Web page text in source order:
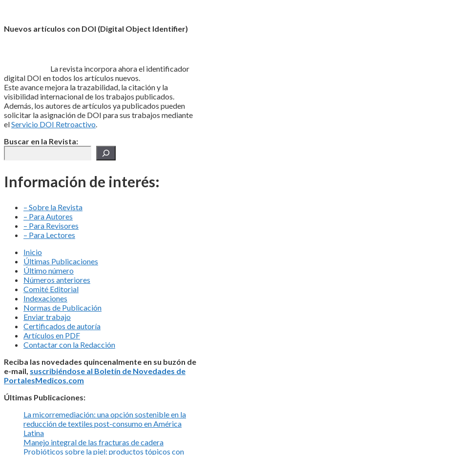
Nuevos artículos con DOI (Digital Object Identifier)
La revista incorpora ahora el identificador
digital DOI en todos los artículos nuevos.
Este avance mejora la trazabilidad, la citación y la
visibilidad internacional de los trabajos publicados.
Además, los autores de artículos ya publicados pueden
solicitar la asignación de DOI para sus trabajos mediante
elServicio DOI Retroactivo.
Buscar en la Revista:
Información de interés:
– Sobre la Revista
– Para Autores
– Para Revisores
– Para Lectores
Inicio
Últimas Publicaciones
Último número
Números anteriores
Comité Editorial
Indexaciones
Normas de Publicación
Enviar trabajo
Certificados de autoría
Artículos en PDF
Contactar con la Redacción
Reciba las novedades quincenalmente en su buzón de
e-mail, suscribiéndose al Boletín de Novedades de
PortalesMedicos.com
Últimas Publicaciones:
La micorremediación: una opción sostenible en la
reducción de textiles post-consumo en América
Latina
Manejo integral de las fracturas de cadera
Probióticos sobre la piel: productos tópicos con